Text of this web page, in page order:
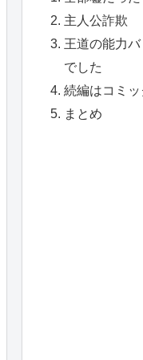
主人公詐欺
王道の能力
でした
続編はコミ
まとめ